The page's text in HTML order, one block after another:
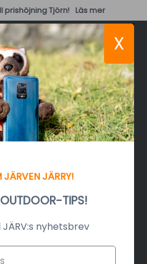
prishöjning Tjörn! Läs mer
NYA
i naturen för
kompisgänget
JÄRRY!
TIPS!
nyhetsbrev
X